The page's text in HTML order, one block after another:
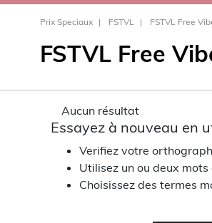
Prix Speciaux FSTVL FSTVL Free
FSTVL Free
Aucun résultat
Essayez à nouveau en
Verifiez votre
Utilisez un ou deux mots
Choisissez des termes